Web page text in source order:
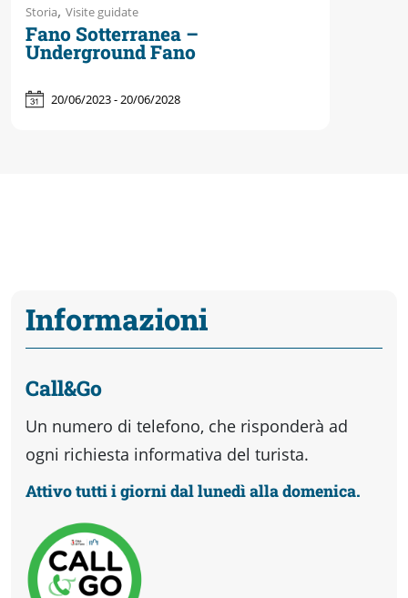
Storia, Visite guidate
Fano Sotterranea –
Underground Fano
20/06/2023 - 20/06/2028
Informazioni
Call&Go
Un numero di telefono, che risponderà ad
ogni richiesta informativa del turista.
Attivo tutti i giorni dal lunedì alla domenica.